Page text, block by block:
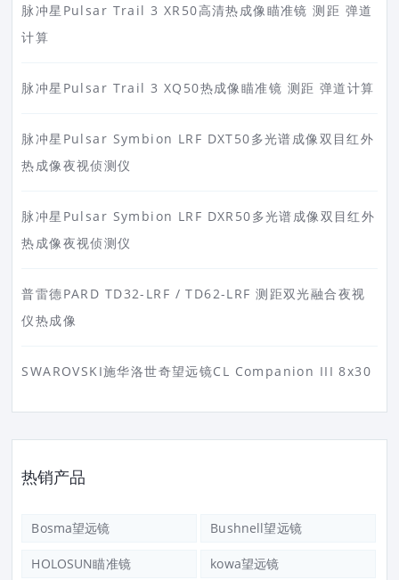
脉冲星Pulsar Trail 3 XR50高清热成像瞄准镜 测距 弹道
计算
脉冲星Pulsar Trail 3 XQ50热成像瞄准镜 测距 弹道计算
脉冲星Pulsar Symbion LRF DXT50多光谱成像双目红外
热成像夜视侦测仪
脉冲星Pulsar Symbion LRF DXR50多光谱成像双目红外
热成像夜视侦测仪
普雷德PARD TD32-LRF / TD62-LRF 测距双光融合夜视
仪热成像
SWAROVSKI施华洛世奇望远镜CL Companion III 8x30
热销产品
Bosma望远镜 Bushnell望远镜
HOLOSUN瞄准镜 kowa望远镜